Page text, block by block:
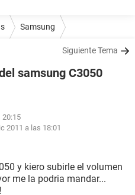
Samsung
Siguiente Tema
samsung C3050
20:15
2011 a las 18:01
y kiero subirle el volumen
me la podria mandar...